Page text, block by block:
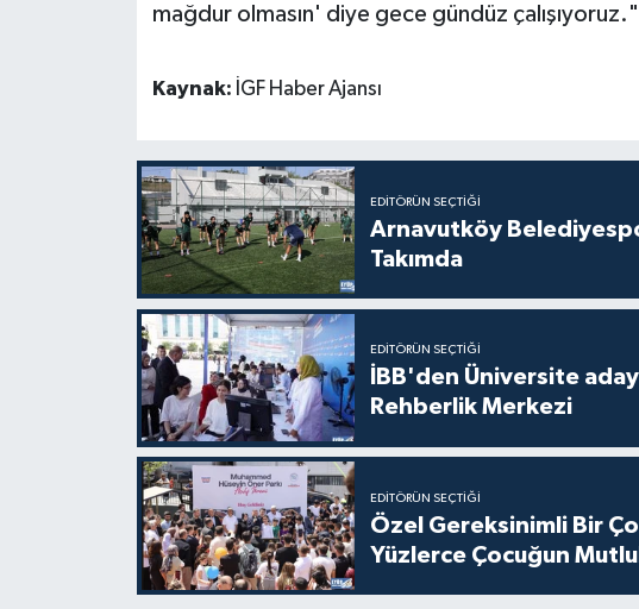
mağdur olmasın' diye gece gündüz çalışıyoruz."
Kaynak: İGF Haber Ajansı
EDITÖRÜN SEÇTIĞI
Arnavutköy
Takımda
EDITÖRÜN SEÇTIĞI
İBB'den Üniversite
Rehberlik Merkezi
EDITÖRÜN SEÇTIĞI
Özel Gereksinimli Bir
Yüzlerce Çocuğun